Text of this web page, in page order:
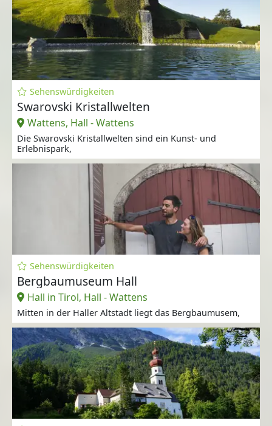
Sehenswürdigkeiten
Swarovski Kristallwelten
Wattens, Hall - Wattens
Die Swarovski Kristallwelten sind ein Kunst- und
Erlebnispark,
Sehenswürdigkeiten
Bergbaumuseum Hall
Hall in Tirol, Hall - Wattens
Mitten in der Haller Altstadt liegt das Bergbaumusem,